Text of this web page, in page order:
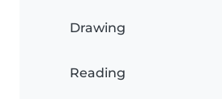
Drawing
Reading